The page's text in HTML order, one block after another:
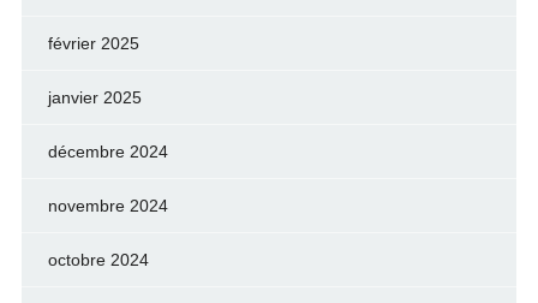
février 2025
janvier 2025
décembre 2024
novembre 2024
octobre 2024